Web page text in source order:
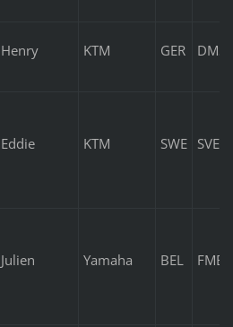
Henry KTM GER
Eddie KTM SWE
Julien Yamaha BEL FMB